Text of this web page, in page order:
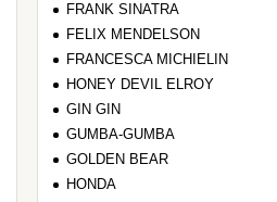
FRANK SINATRA
FELIX MENDELSON
FRANCESCA MICHIELIN
HONEY DEVIL ELROY
GIN GIN
GUMBA-GUMBA
GOLDEN BEAR
HONDA